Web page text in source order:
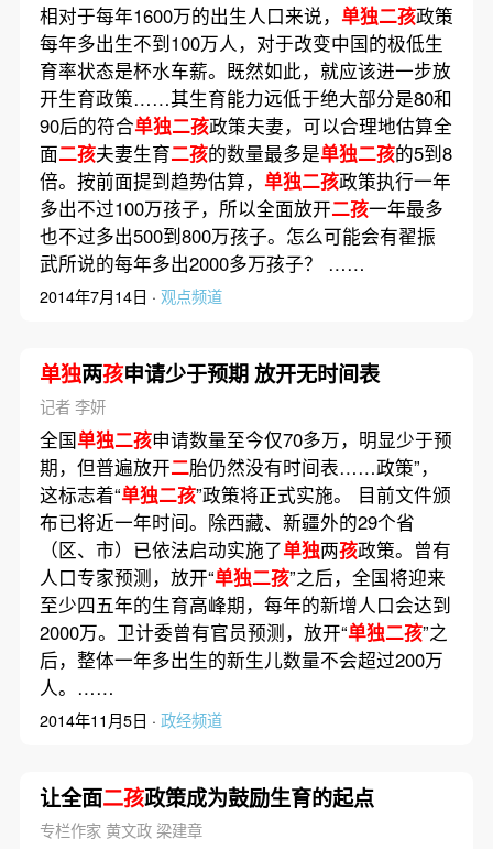
相对于每年1600万的出生人口来说， 单独二孩政策
每年多出生不到100万人，对于改变中国的极低生
育率状态是杯水车薪。既然如此，就应该进一步放
开生育政策……其生育能力远低于绝大部分是80和
90后的符合单独二孩政策夫妻，可以合理地估算全
面二孩夫妻生育二孩的数量最多是单独二孩的5到8
倍。按前面提到趋势估算， 单独二孩政策执行一年
多出不过100万孩子，所以全面放开二孩一年最多
也不过多出500到800万孩子。怎么可能会有翟振
武所说的每年多出2000多万孩子？ ……
2014年7月14日 · 观点频道
单独两孩申请少于预期 放开无时间表
记者 李妍
全国单独二孩申请数量至今仅70多万，明显少于预
期，但普遍放开二胎仍然没有时间表……政策”，
这标志着“单独二孩”政策将正式实施。 目前文件颁
布已将近一年时间。除西藏、新疆外的29个省
（区、市）已依法启动实施了单独两孩政策。曾有
人口专家预测，放开“单独二孩”之后，全国将迎来
至少四五年的生育高峰期，每年的新增人口会达到
2000万。卫计委曾有官员预测，放开“单独二孩”之
后，整体一年多出生的新生儿数量不会超过200万
人。……
2014年11月5日 · 政经频道
让全面二孩政策成为鼓励生育的起点
专栏作家 黄文政 梁建章